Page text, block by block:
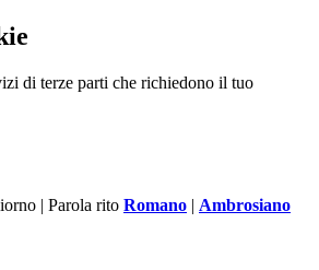
di terze parti che richiedono il tuo
| Parola rito Romano | Ambrosiano